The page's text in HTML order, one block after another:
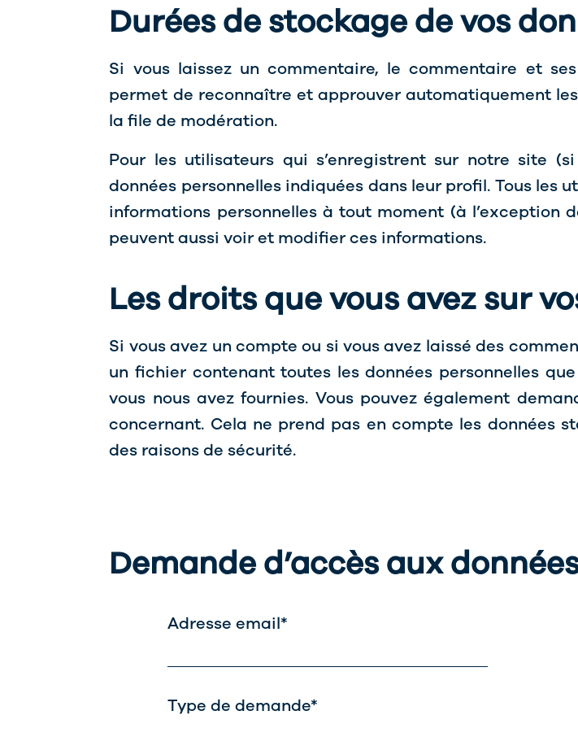
Durées de stockage de vos
Si vous laissez un commentaire, le commentaire et
permet de reconnaître et approuver automatiquement
la file de modération.
Pour les utilisateurs qui s’enregistrent sur notre site
données personnelles indiquées dans leur profil. Tous
informations personnelles à tout moment (à l’exception
peuvent aussi voir et modifier ces informations.
Les droits que vous avez sur
Si vous avez un compte ou si vous avez laissé des
un fichier contenant toutes les données personnelles
vous nous avez fournies. Vous pouvez également
concernant. Cela ne prend pas en compte les données
des raisons de sécurité.
Demande d’accès aux
Adresse email*
Type de demande*